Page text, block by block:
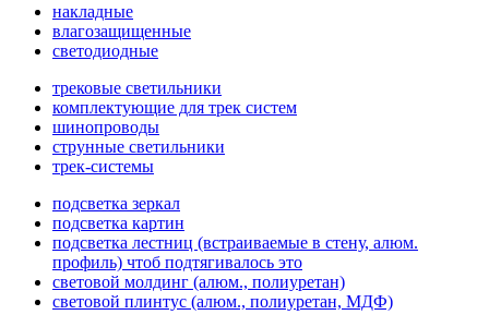
накладные
влагозащищенные
светодиодные
трековые светильники
комплектующие для трек систем
шинопроводы
струнные светильники
трек-системы
подсветка зеркал
подсветка картин
подсветка лестниц (встраиваемые в стену, алюм.
профиль) чтоб подтягивалось это
световой молдинг (алюм., полиуретан)
световой плинтус (алюм., полиуретан, МДФ)